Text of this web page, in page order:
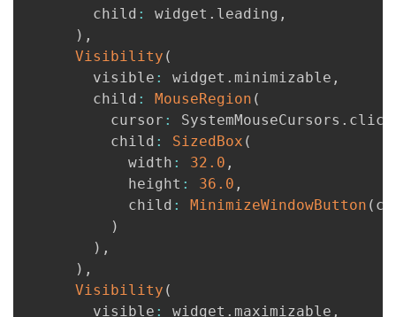
        child
: widget . leading ,
) ,
Visibility (
        visible
: widget . minimizable ,
        child
: MouseRegion (
          cursor
: SystemMouseCursors . click
          child
: SizedBox (
            width
: 32.0 ,
            height
: 36.0 ,
            child
: MinimizeWindowButton (
)
) ,
) ,
Visibility (
        visible
: widget . maximizable ,